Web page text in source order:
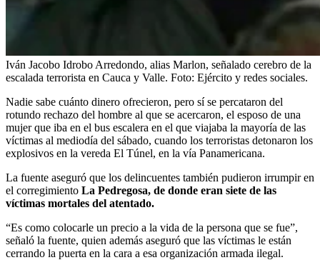
Iván Jacobo Idrobo Arredondo, alias Marlon, señalado cerebro de la
escalada terrorista en Cauca y Valle. Foto: Ejército y redes sociales.
Nadie sabe cuánto dinero ofrecieron, pero sí se percataron del
rotundo rechazo del hombre al que se acercaron, el esposo de una
mujer que iba en el bus escalera en el que viajaba la mayoría de las
víctimas al mediodía del sábado, cuando los terroristas detonaron los
explosivos en la vereda El Túnel, en la vía Panamericana.
La fuente aseguró que los delincuentes también pudieron irrumpir en
el corregimiento La Pedregosa, de donde eran siete de las
víctimas mortales del atentado.
“Es como colocarle un precio a la vida de la persona que se fue”,
señaló la fuente, quien además aseguró que las víctimas le están
cerrando la puerta en la cara a esa organización armada ilegal.